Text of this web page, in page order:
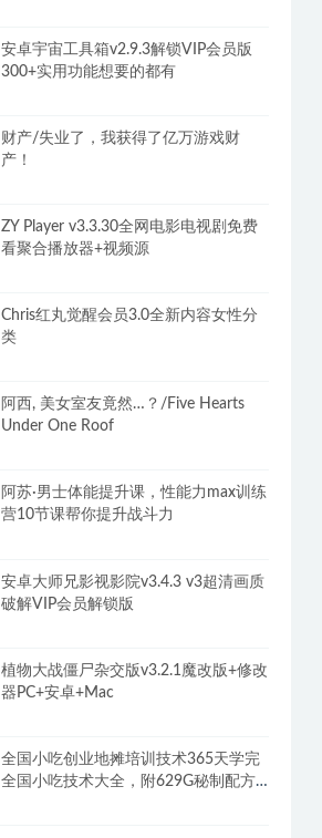
安卓宇宙工具箱v2.9.3解锁VIP会员版
300+实用功能想要的都有
财产/失业了，我获得了亿万游戏财
产！
ZY Player v3.3.30全网电影电视剧免费
看聚合播放器+视频源
Chris红丸觉醒会员3.0全新内容女性分
类
阿西, 美女室友竟然…？/Five Hearts
Under One Roof
阿苏·男士体能提升课，性能力max训练
营10节课帮你提升战斗力
安卓大师兄影视影院v3.4.3 v3超清画质
破解VIP会员解锁版
植物大战僵尸杂交版v3.2.1魔改版+修改
器PC+安卓+Mac
全国小吃创业地摊培训技术365天学完
全国小吃技术大全，附629G秘制配方